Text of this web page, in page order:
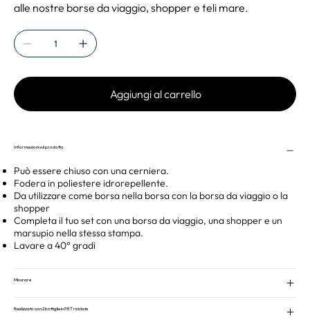
alle nostre borse da viaggio, shopper e teli mare.
Aggiungi al carrello
Informazioni sul prodotto
Può essere chiuso con una cerniera.
Fodera in poliestere idrorepellente.
Da utilizzare come borsa nella borsa con la borsa da viaggio o la
shopper
Completa il tuo set con una borsa da viaggio, una shopper e un
marsupio nella stessa stampa.
Lavare a 40° gradi
Misurare
Realizzato con 2 bottiglie in PET riciclate